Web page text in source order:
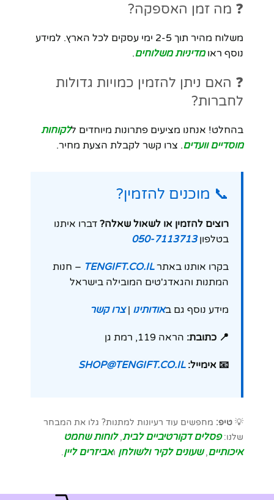
❓ מה זמן האספקה?
משלוח מהיר תוך 2-5 ימי עסקים לכל הארץ. למידע
נוסף ראומדיניות משלוחים.
❓ האם ניתן להזמין כמויות גדולות
לחברות?
בהחלט! אנחנו מציעים פתרונות מיוחדים ללקוחות
מוסדיים וועדים. צרו קשר לקבלת הצעת מחיר.
📞 מוכנים להזמין?
רוצים להזמין או לשאול שאלה? דברו איתנו
בטלפון050-7113713
בקרו אותנו באתרTENGIFT.CO.IL – חנות
המתנות והגאדג'טים המובילה בישראל
מידע נוסף גם באודותינו |צרו קשר
📍 כתובת: הראה 119, רמת גן
📧 אימייל: SHOP@TENGIFT.CO.IL
💡 טיפ: מחפשים עוד רעיונות למתנות? גלו את המבחר
שלנו:פסלים דקורטיביים לבית,לוחות שחמט
איכותיים,שעונים לקיר ולשולחן ואביזרים ליין.